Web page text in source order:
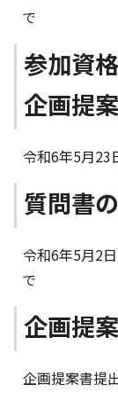
で
参加資
企画提
令和6年5月23
質問書
令和6年5月2日
で
企画提
企画提案書提